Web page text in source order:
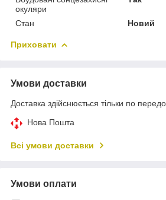
окуляри
Стан Новий
Приховати
Умови доставки
Доставка здійснюється тільки по
Нова Пошта
Всі умови доставки
Умови оплати